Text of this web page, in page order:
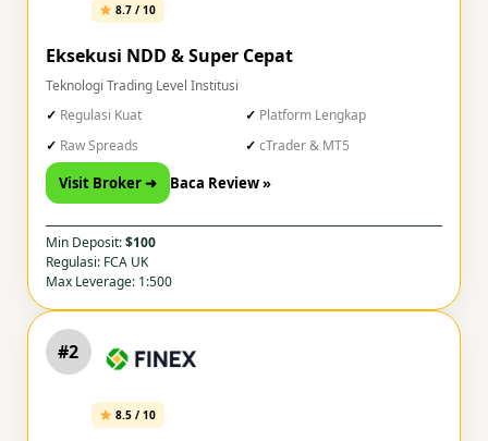
8.7 / 10
Eksekusi NDD & Super Cepat
Teknologi Trading Level Institusi
Regulasi Kuat
Platform Lengkap
Raw Spreads
cTrader & MT5
Visit Broker ➜ Baca Review »
Min Deposit:$100
Regulasi: FCA UK
Max Leverage: 1:500
#2
8.5 / 10